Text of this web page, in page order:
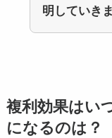
明していき
複利効果はい
になるのは？